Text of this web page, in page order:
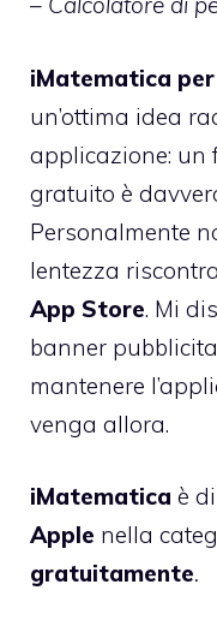
iMatematica
un’ottima idea
applicazione: un
gratuito è
Personalmente
lentezza
App Store. Mi
banner
mantenere
venga allora.
iMatematica è
Apple nella
gratuitamente.